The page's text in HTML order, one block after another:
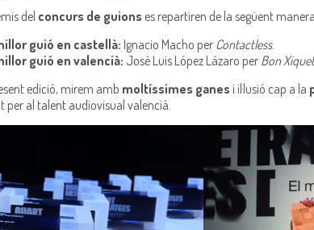
del concurs de guions es repartiren de la següent
guió en castellà: Ignacio Macho per Contactless.
guió en valencià: José Luis López Lázaro per Bon Xiquet
edició, mirem amb moltíssimes ganes i il·lusió cap a la
per al talent audiovisual valencià.